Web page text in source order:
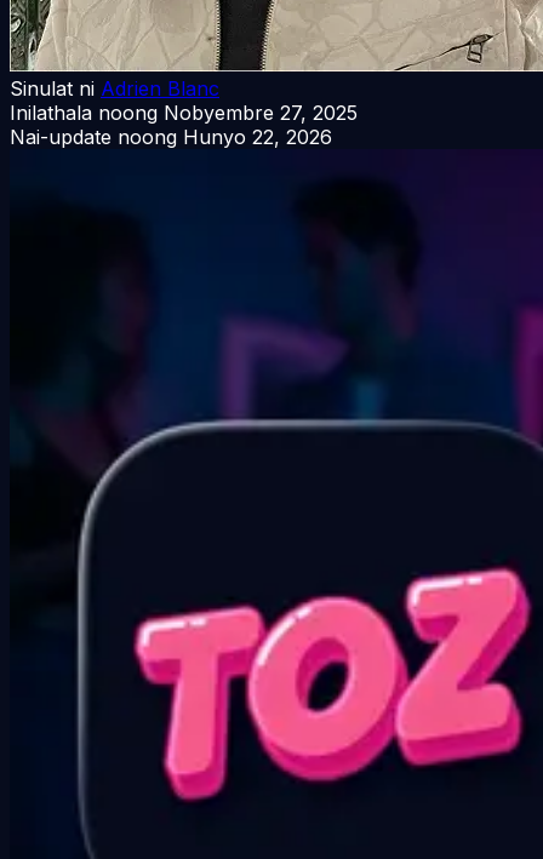
Sinulat ni Adrien Blanc
Inilathala noong Nobyembre 27, 2025
Nai-update noong Hunyo 22, 2026